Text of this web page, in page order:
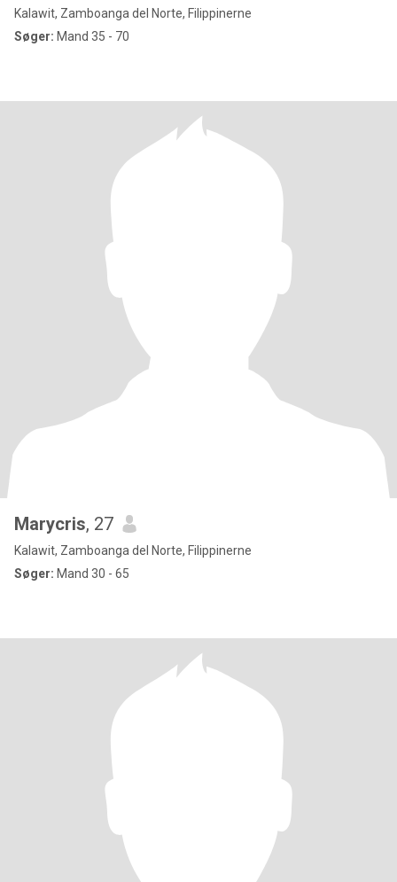
Kalawit, Zamboanga del Norte, Filippinerne
Søger: Mand 35 - 70
Marycris, 27
Kalawit, Zamboanga del Norte, Filippinerne
Søger: Mand 30 - 65